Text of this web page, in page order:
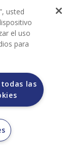
durante el
la casa
usted
el uso
para
las